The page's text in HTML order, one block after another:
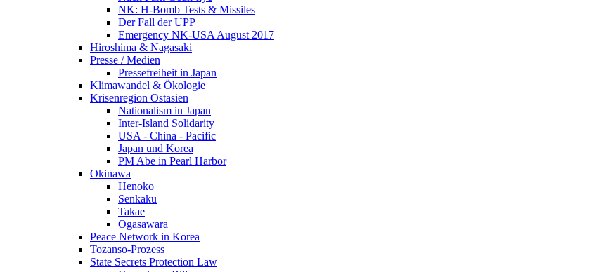
NK: H-Bomb Tests & Missiles
Der Fall der UPP
Emergency NK-USA August 2017
Hiroshima & Nagasaki
Presse / Medien
Pressefreiheit in Japan
Klimawandel & Ökologie
Krisenregion Ostasien
Nationalism in Japan
Inter-Island Solidarity
USA - China - Pacific
Japan und Korea
PM Abe in Pearl Harbor
Okinawa
Henoko
Senkaku
Takae
Ogasawara
Peace Network in Korea
Tozanso-Prozess
State Secrets Protection Law